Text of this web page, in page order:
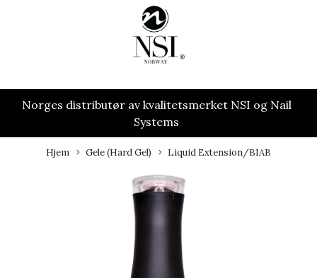
Norges distributør av kvalitetsmerket NSI og Nail
Systems
Hjem Gele (Hard Gel) Liquid Extension/BIAB